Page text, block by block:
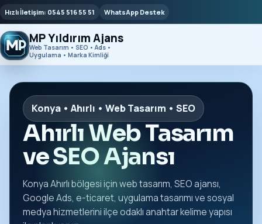
Hızlı İletişim: 0545 516 55 51 WhatsApp Destek
MP Yıldırım Ajans
Web Tasarım • SEO • Ads •
Uygulama • Marka Kimliği
Konya • Ahırlı • Web Tasarım • SEO
Ahırlı Web Tasarım
ve SEO Ajansı
Konya Ahırlı bölgesi için web tasarım, SEO ajansı,
Google Ads, e-ticaret, uygulama tasarımı ve sosyal
medya hizmetlerini ilçe odaklı anahtar kelime yapısı